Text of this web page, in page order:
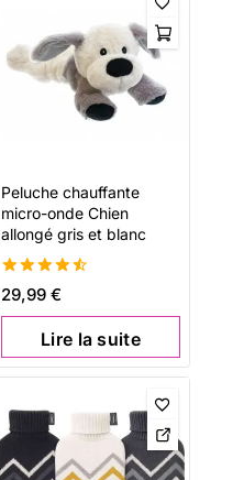
Peluche chauffante
micro-onde Chien
allongé gris et blanc
4.58
de 5
29,99 €
Lire la suite